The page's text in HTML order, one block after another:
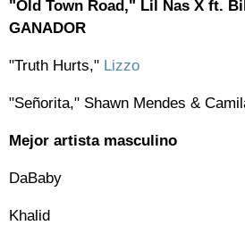
"Old Town Road," Lil Nas X ft.
GANADOR
"Truth Hurts," Lizzo
"Señorita," Shawn Mendes &
Mejor artista masculino
DaBaby
Khalid